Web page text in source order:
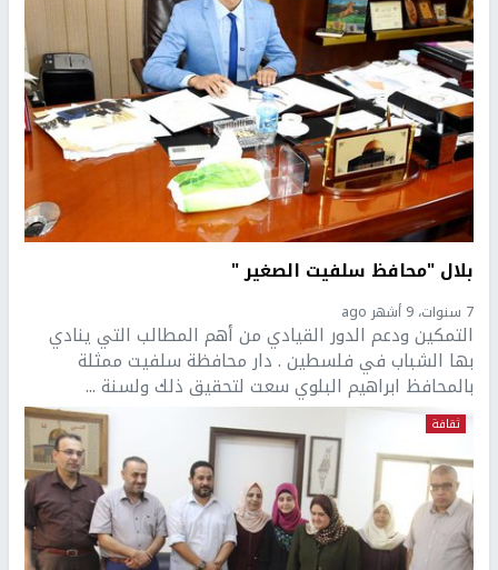
بلال "محافظ سلفيت الصغير "
7 سنوات، 9 أشهر ago
التمكين ودعم الدور القيادي من أهم المطالب التي ينادي
بها الشباب في فلسطين . دار محافظة سلفيت ممثلة
بالمحافظ ابراهيم البلوي سعت لتحقيق ذلك ولسنة ...
ثقافة